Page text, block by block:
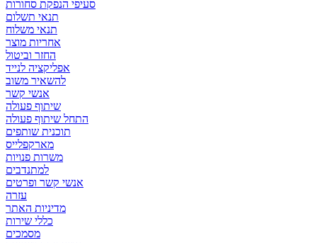
סעיפי הנפקת סחורות
תנאי תשלום
תנאי משלוח
אחריות מוצר
החזר וביטול
אפליקציה לנייד
להשאיר משוב
אנשי קשר
שיתוף פעולה
התחל שיתוף פעולה
תוכנית שותפים
מארקפלייס
משרות פנויות
למתנדבים
אנשי קשר ופרטים
עזרה
מדיניות האתר
כללי שירות
מסמכים